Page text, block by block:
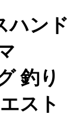
ハンド
釣り
スト